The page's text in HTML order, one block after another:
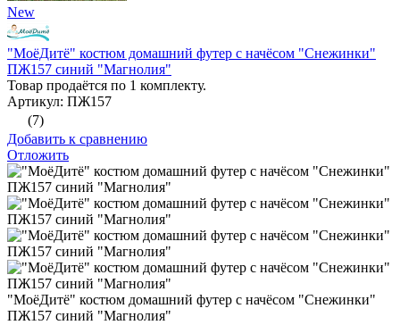
New
"МоёДитё" костюм домашний футер с начёсом "Снежинки"
ПЖ157 синий "Магнолия"
Товар продаётся по 1 комплекту.
Артикул: ПЖ157
(7)
Добавить к сравнению
Отложить
"МоёДитё" костюм домашний футер с начёсом "Снежинки"
ПЖ157 синий "Магнолия"